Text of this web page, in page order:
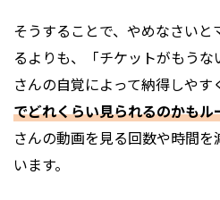
そうすることで、やめなさいと
るよりも、「チケットがもう
さんの自覚によって納得しやす
でどれくらい見られるのかもル
さんの動画を見る回数や時間
います。